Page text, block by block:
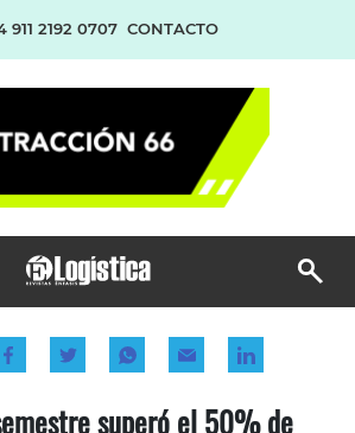
911 2192 0707 CONTACTO
superó el 50% de